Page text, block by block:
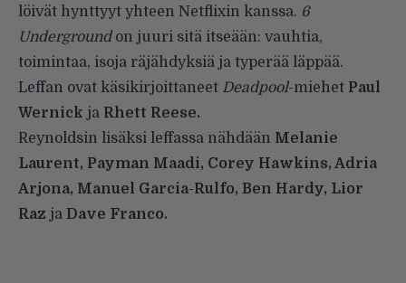
löivät hynttyyt yhteen Netflixin kanssa. 6
Undergroundon juuri sitä itseään: vauhtia,
toimintaa, isoja räjähdyksiä ja typerää läppää.
Leffan ovat käsikirjoittaneet Deadpool-miehet Paul
Wernick ja Rhett Reese.
Reynoldsin lisäksi leffassa nähdään Melanie
Laurent, Payman Maadi, Corey Hawkins, Adria
Arjona, Manuel Garcia-Rulfo, Ben Hardy, Lior
Raz ja Dave Franco.